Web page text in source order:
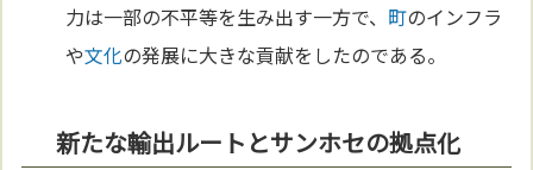
力は一部の不平等を生み出す一方で、 町のインフラ
や文化の発展に大きな貢献をしたのである。
新たな輸出ルートとサンホセの拠点化